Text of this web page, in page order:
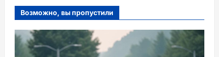
Возможно, вы пропустили